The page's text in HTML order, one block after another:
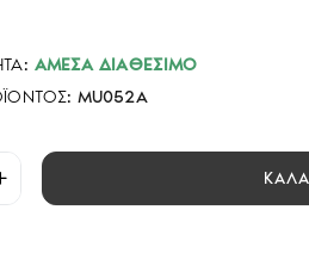
ΆΜΕΣΑ ΔΙΑΘΈΣΙΜΟ
MU052A